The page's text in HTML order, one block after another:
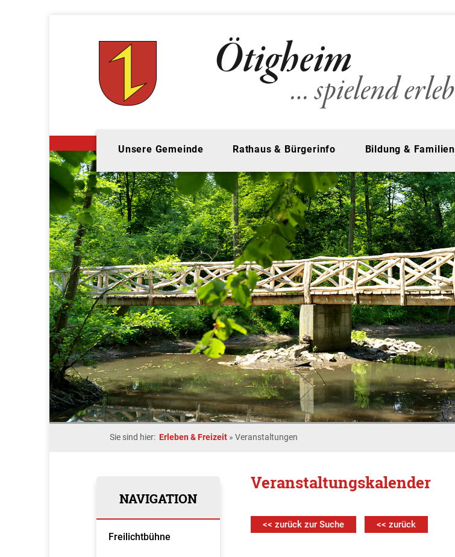
Unsere Gemeinde Rathaus & Bürgerinfo Bildung & Familien
Sie sind hier: Erleben & Freizeit » Veranstaltungen
NAVIGATION
Freilichtbühne
Veranstaltungskalender
<< zurück zur Suche << zurück